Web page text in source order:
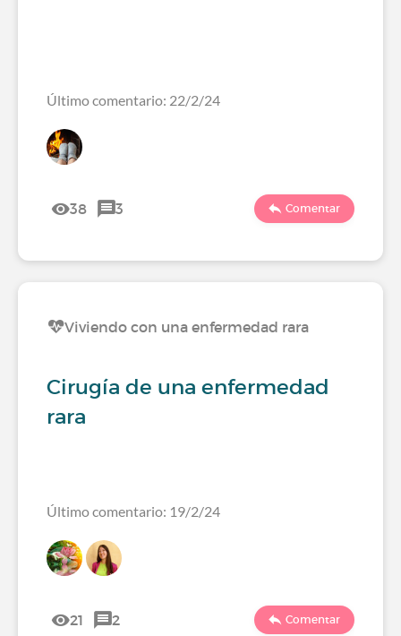
Último comentario: 22/2/24
38 3 Comentar
Viviendo con una enfermedad rara
Cirugía de una enfermedad
rara
Último comentario: 19/2/24
21 2 Comentar